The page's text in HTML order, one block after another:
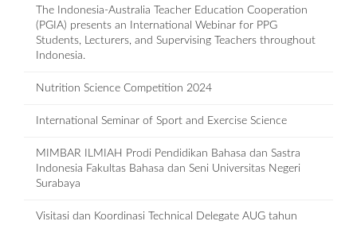
The Indonesia-Australia Teacher Education Cooperation
(PGIA) presents an International Webinar for PPG
Students, Lecturers, and Supervising Teachers throughout
Indonesia.
Nutrition Science Competition 2024
International Seminar of Sport and Exercise Science
MIMBAR ILMIAH Prodi Pendidikan Bahasa dan Sastra
Indonesia Fakultas Bahasa dan Seni Universitas Negeri
Surabaya
Visitasi dan Koordinasi Technical Delegate AUG tahun